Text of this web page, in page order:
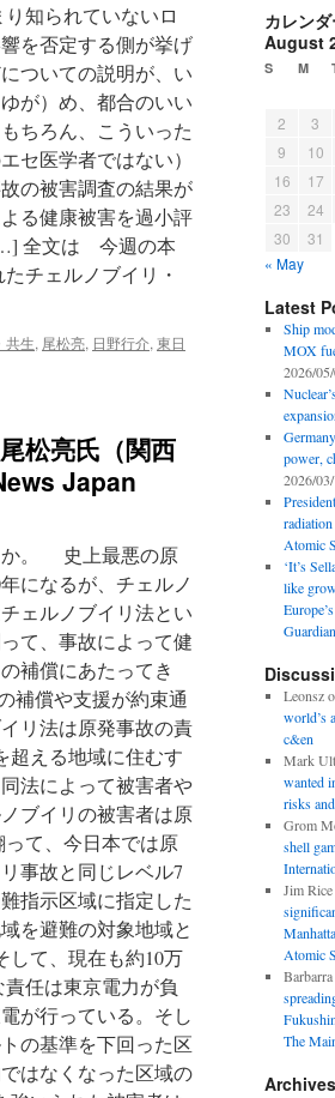
知られていないロ
を否定する側が挙げ
ついての説明が、い
が）め、都合のいい
ちろん、こういった
セ医学者ではない）
の被害調査の結果が
る健康被害を過小評
全文は 今週の本
チェルノブイリ・
共生, 尾松亮, 日野行介, 東日
松亮氏（関西
Japan
か。 史上最悪の原
になるが、チェルノ
ェルノブイリ法とい
て、事故によって健
補償にあたってき
補償や支援が約束通
リ法は原発事故の責
超える地域に住むす
法によって被害者や
ブイリの被害者は原
て、今日本では原
事故と同じレベル7
指示区域に指定した
を避難の対象地域と
して、現在も約10万
任は東京電力が負
が行っている。そし
の基準を下回った区
はなくなった区域の
カレン
August
S M
2
3
9
10
16
17
23
24
30
31
« May
Latest
Ship
MOX
2026/
power,
2026/
Atomic
‘It’s
like
Guardian
Leonsz
world’s
c&en
Mark
wanted
risks
Grom
shell
Jim Rice
Atomic
The